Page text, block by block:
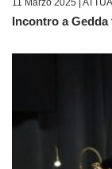
Incontro a